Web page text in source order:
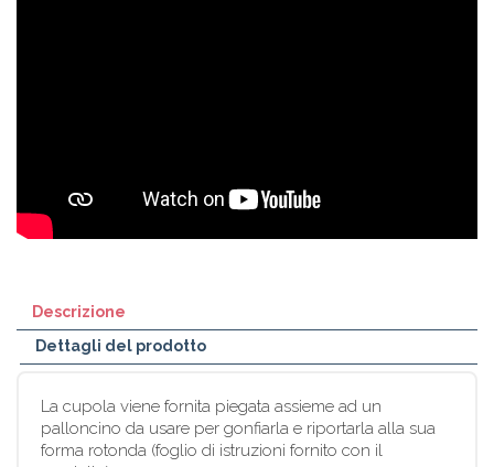
Descrizione
Dettagli del prodotto
La cupola viene fornita piegata assieme ad un
palloncino da usare per gonfiarla e riportarla alla sua
forma rotonda (foglio di istruzioni fornito con il